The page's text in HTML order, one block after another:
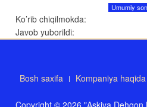
Umumiy
Ko’rib chiqilmokda:
Javob yuborildi:
Bosh saxifa Kompaniya haqida